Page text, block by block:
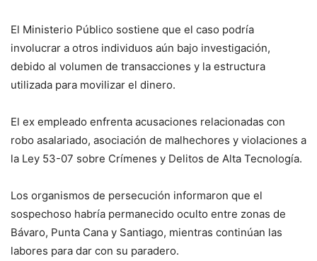
El Ministerio Público sostiene que el caso podría
involucrar a otros individuos aún bajo investigación,
debido al volumen de transacciones y la estructura
utilizada para movilizar el dinero.
El ex empleado enfrenta acusaciones relacionadas con
robo asalariado, asociación de malhechores y violaciones a
la Ley 53-07 sobre Crímenes y Delitos de Alta Tecnología.
Los organismos de persecución informaron que el
sospechoso habría permanecido oculto entre zonas de
Bávaro, Punta Cana y Santiago, mientras continúan las
labores para dar con su paradero.